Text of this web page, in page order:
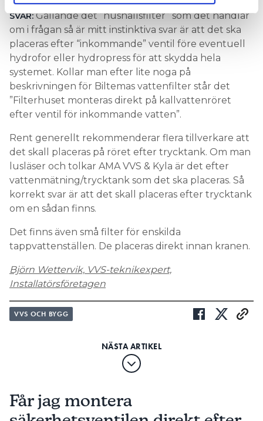
SVAR:Gällande det ”hushållsfilter” som det handlar
om i frågan så är mitt instinktiva svar är att det ska
placeras efter “inkommande” ventil före eventuell
hydrofor eller hydropress för att skydda hela
systemet. Kollar man efter lite noga på
beskrivningen för Biltemas vattenfilter står det
”Filterhuset monteras direkt på kallvattenröret
efter ventil för inkommande vatten”.
Rent generellt rekommenderar flera tillverkare att
det skall placeras på röret efter trycktank. Om man
lusläser och tolkar AMA VVS & Kyla är det efter
vattenmätning/trycktank som det ska placeras. Så
korrekt svar är att det skall placeras efter trycktank
om en sådan finns.
Det finns även små filter för enskilda
tappvattenställen. De placeras direkt innan kranen.
Björn Wettervik, VVS-teknikexpert,
Installatörsföretagen
VVS OCH BYGG
Får jag montera